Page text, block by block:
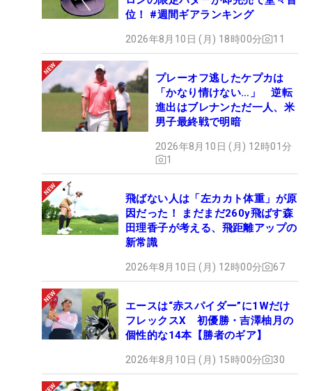
位！ #週間ギアランキング
2026年8月10日 (月) 18時00分 11
プレーオフ逃したケプカは
「かなり情けない…」 逆転
進出はブレナンただ一人、米
男子最終戦で明暗
2026年8月10日 (月) 12時01分
1
飛ばない人は「左カカト体重」が原
因だった！ まだまだ260y飛ばす森
田理香子が考える、飛距離アップの
新常識
2026年8月10日 (月) 12時00分 67
エースは“赤スパイダー”に1Wだけ
フレックスX 初優勝・吉澤柚月の
個性的な14本【勝者のギア】
2026年8月10日 (月) 15時00分 30